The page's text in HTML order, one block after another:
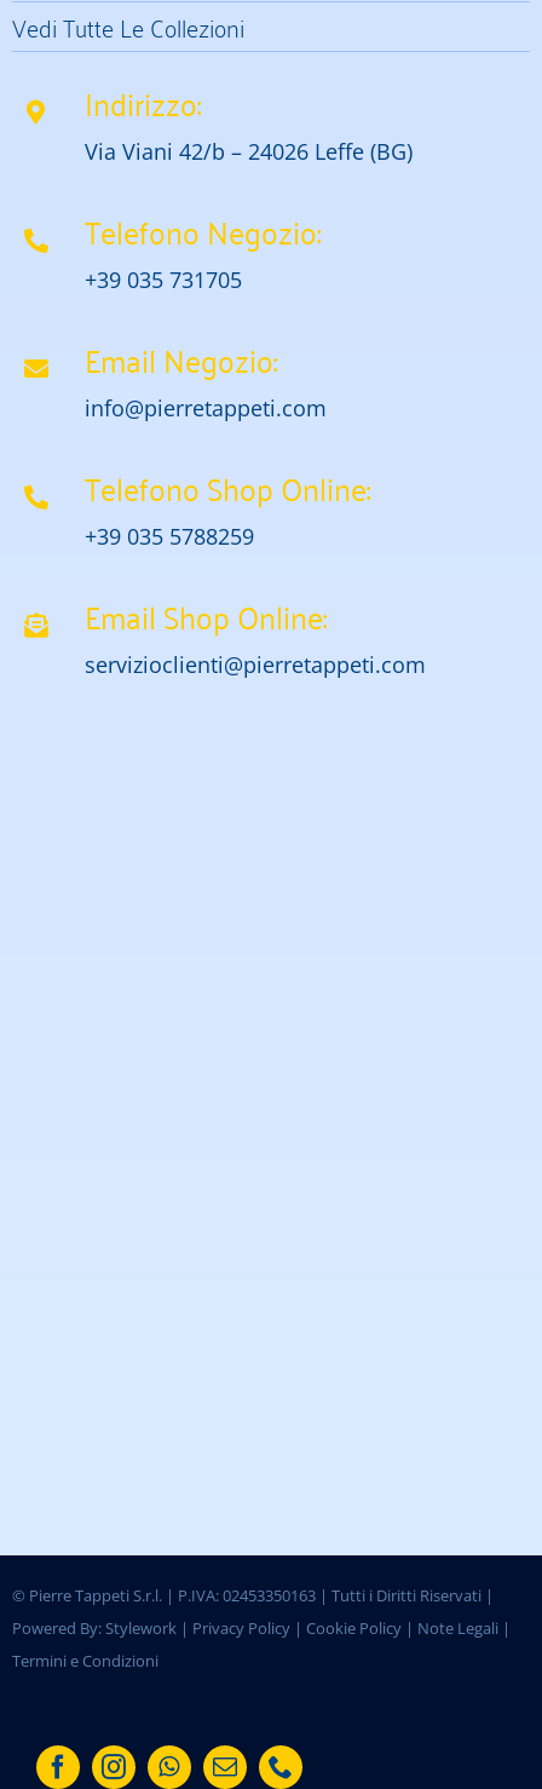
Vedi Tutte Le Collezioni
Indirizzo:
Via Viani 42/b – 24026 Leffe (BG)
Telefono Negozio:
+39 035 731705
Email Negozio:
info@pierretappeti.com
Telefono Shop Online:
+39 035 5788259
Email Shop Online:
servizioclienti@pierretappeti.com
© Pierre Tappeti S.r.l. | P.IVA: 02453350163 | Tutti i Diritti Riservati |
Powered By: Stylework | Privacy Policy| Cookie Policy| Note Legali |
Termini e Condizioni